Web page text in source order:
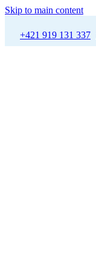
Skip to main content
+421 919 131 337